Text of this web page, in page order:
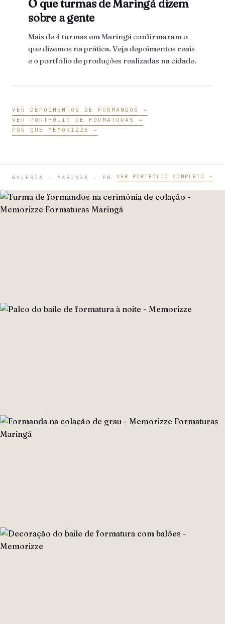
O que turmas de Maringá dizem
sobre a gente
Mais de 4 turmas em Maringá confirmaram o
que dizemos na prática. Veja depoimentos reais
e o portfólio de produções realizadas na cidade.
VER DEPOIMENTOS DE FORMANDOS →
VER PORTFÓLIO DE FORMATURAS →
POR QUE MEMORIZZE →
GALERIA · MARINGÁ · PR VER PORTFÓLIO COMPLETO →